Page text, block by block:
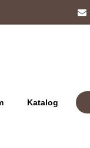
Katalog